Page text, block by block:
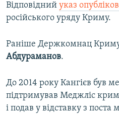
Відповідний указ
російського уряду Криму.
Раніше Держкомнац
Абдураманов.
До 2014 року Кангієв був
підтримував Меджліс
і подав у відставку з поста